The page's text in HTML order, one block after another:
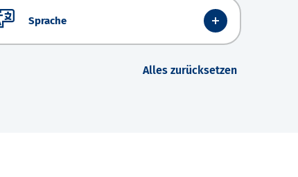
Sprache
Alles zurücksetzen